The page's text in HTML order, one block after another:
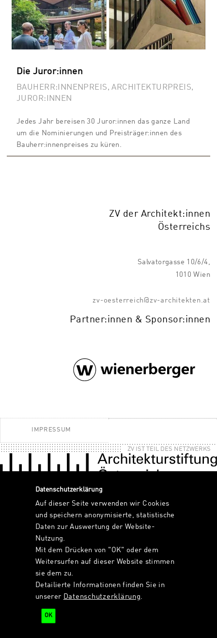
Die Juror:innen
BAUHERR:INNENPREIS, ARCHITEKTURPREIS,
JUROR:INNEN
Jedes Jahr bereisen 30 Juror:innen das ganze Land
um die Nominierungen und Preisträger:innen des
Bauherr:innenpreises zu küren.
ZV der Architekt:innen
Österreichs
Salvatorgasse 10/6/4,
1010 Wien
zv-oesterreich@zv-architekten.at
Partner:innen & Sponsor:innen
IMPRESSUM
ZV IST TEIL DES NETZWERKS
Datenschutzerklärung
Auf dieser Seite verwenden wir Cookies
und speichern anonymisierte, statistische
Daten zur Auswertung der Website-
Nutzung.
Mit dem Drücken von "OK" oder dem
Weitersurfen auf dieser Website stimmen
sie dem zu.
Detailierte Informationen finden Sie in
unserer Datenschutzerklärung.
OK